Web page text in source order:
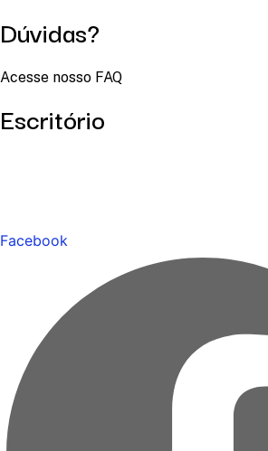
Dúvidas?
Acesse nosso FAQ
Escritório
Facebook